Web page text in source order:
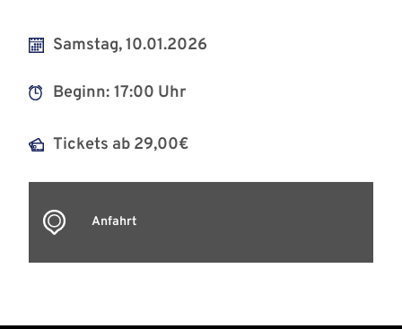
Samstag, 10.01.2026
Beginn: 17:00 Uhr
Tickets ab 29,00€
Anfahrt